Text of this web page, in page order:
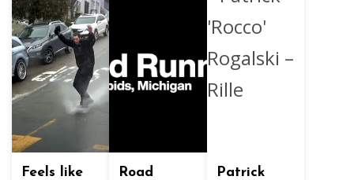
Feels like
Road
Patrick